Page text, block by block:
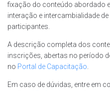
fixação do conteúdo abordado
interação e intercambialidade
participantes.
A descrição completa dos
inscrições, abertas no período
no Portal de Capacitação.
Em caso de dúvidas, entre em